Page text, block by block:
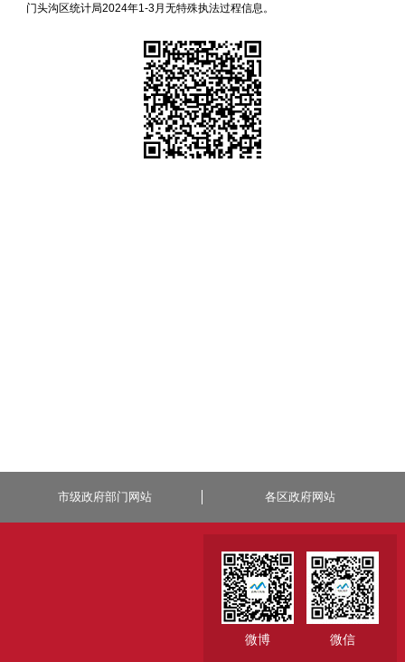
门头沟区统计局2024年1-3月无特殊执法过程信息。
市级政府部门网站 各区政府网站
微博 微信